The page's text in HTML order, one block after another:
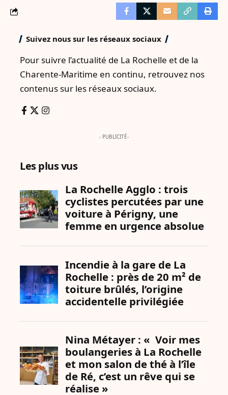
Suivez nous sur les réseaux sociaux
Pour suivre l’actualité de La Rochelle et de la
Charente-Maritime en continu, retrouvez nos
contenus sur les réseaux sociaux.
- PUBLICITÉ-
Les plus vus